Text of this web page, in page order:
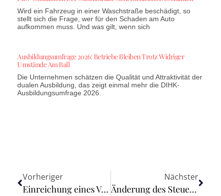
Wird ein Fahrzeug in einer Waschstraße beschädigt, so
stellt sich die Frage, wer für den Schaden am Auto
aufkommen muss. Und was gilt, wenn sich
Ausbildungsumfrage 2026: Betriebe Bleiben Trotz Widriger
Umstände Am Ball
Die Unternehmen schätzen die Qualität und Attraktivität der
dualen Ausbildung, das zeigt einmal mehr die DIHK-
Ausbildungsumfrage 2026.
Vorheriger
Einreichung eines Vorabentscheidungsersuchens beim EuGH hindert nicht an teilweiser Fortsetzung des Ausgangsverfahrens
Nächster
Änderung des Steuerabkommens mit Lettland